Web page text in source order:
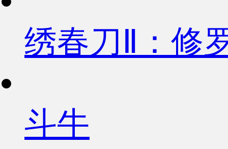
绣春刀Ⅱ：修
斗牛